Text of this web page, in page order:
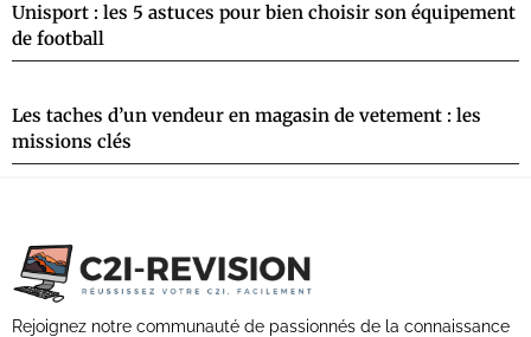
Unisport : les 5 astuces pour bien choisir son équipement
de football
Les taches d’un vendeur en magasin de vetement : les
missions clés
Rejoignez notre communauté de passionnés de la connaissance